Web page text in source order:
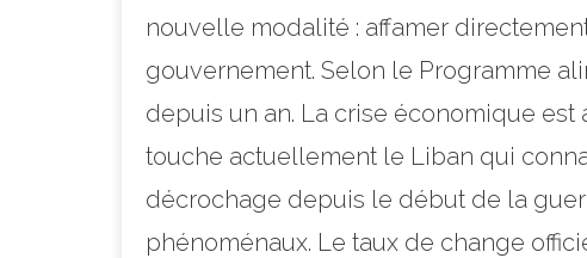
nouvelle modalité : affamer
gouvernement. Selon le Programme
depuis un an. La crise économique
touche actuellement le Liban qui
décrochage depuis le début de la
phénoménaux. Le taux de change